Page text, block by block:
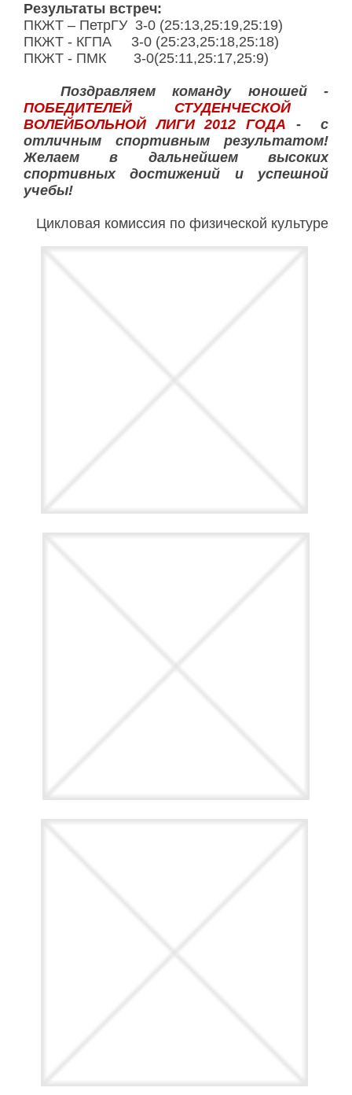
Результаты встреч:
ПКЖТ – ПетрГУ 3-0 (25:13,25:19,25:19)
ПКЖТ - КГПА 3-0 (25:23,25:18,25:18)
ПКЖТ - ПМК 3-0(25:11,25:17,25:9)
Поздравляем команду юношей -
ПОБЕДИТЕЛЕЙ СТУДЕНЧЕСКОЙ
ВОЛЕЙБОЛЬНОЙ ЛИГИ
2012 ГОДА
- с
отличным спортивным результатом!
Желаем в дальнейшем высоких
спортивных достижений и успешной
учебы!
Цикловая комиссия по физической культуре